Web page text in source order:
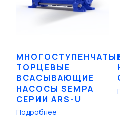
ТОРЦЕВЫЕ
ВСАСЫВАЮЩИЕ
НАСОСЫ SEMPA
СЕРИИ ARS-U
Подробнее